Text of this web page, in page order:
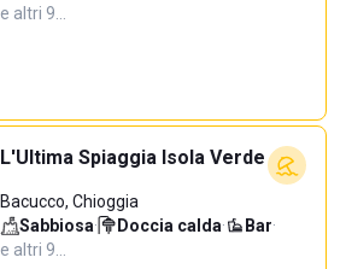
e altri 9…
L'Ultima Spiaggia Isola Verde
Bacucco, Chioggia
Sabbiosa· Doccia calda· Bar·
e altri 9…